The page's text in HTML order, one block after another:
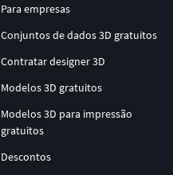
Para empresas
Conjuntos de dados 3D gratuitos
Contratar designer 3D
Modelos 3D gratuitos
Modelos 3D para impressão
gratuitos
Descontos